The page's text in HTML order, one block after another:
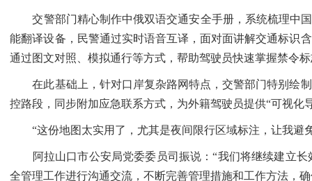
交警部门精心制作中俄双语交通安全手册，系统梳理中国
能翻译设备，民警通过实时语音互译，面对面讲解交通标识
通过图文对照、模拟通行等方式，帮助驾驶员快速掌握禁令
在此基础上，针对口岸复杂路网特点，交警部门特别绘制
控路段，同步附加应急联系方式，为外籍驾驶员提供“可视化
“这份地图太实用了，尤其是夜间限行区域标注，让我避
阿拉山口市公安局党委委员司振说：“我们将继续建立长
全管理工作进行沟通交流，不断完善管理措施和工作方法，